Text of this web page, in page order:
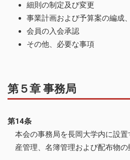
細則の制定及び変更
事業計画および予算案の編成
会員の入会承認
その他、必要な事項
第５章 事務局
第14条
本会の事務局を長岡大学内に設
産管理、名簿管理および配布物の